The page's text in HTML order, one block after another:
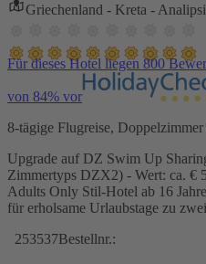
Griechenland - Kreta -
Für dieses Hotel liegen 800
von 84% vor
8-tägige Flugreise,
Upgrade auf DZ Swim Up
Zimmertyps DZX2) - Wert: ca. €
Adults Only Stil-Hotel ab 16
für erholsame Urlaubstage zu
253537Bestellnr.: